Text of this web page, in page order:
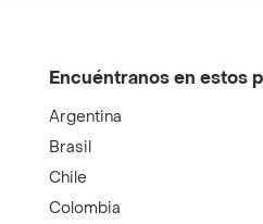
Encuéntranos en estos
Argentina
Brasil
Chile
Colombia